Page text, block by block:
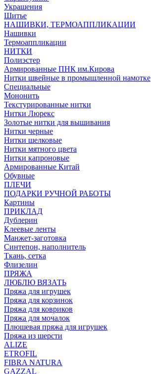
Украшения
Шитье
НАШИВКИ, ТЕРМОАППЛИКАЦИИ
Нашивки
Термоаппликации
НИТКИ
Полиэстер
Армированные ПНК им.Кирова
Нитки швейные в промышленной намотке
Специальные
Мононить
Текстурированные нитки
Нитки Люрекс
Золотые нитки для вышивания
Нитки черные
Нитки шелковые
Нитки мятного цвета
Нитки капроновые
Армированные Китай
Обувные
ПЛЕЧИ
ПОДАРКИ РУЧНОЙ РАБОТЫ
Картины
ПРИКЛАД
Дублерин
Клеевые ленты
Манжет-заготовка
Синтепон, наполнитель
Ткань, сетка
Флизелин
ПРЯЖА
ЛЮБЛЮ ВЯЗАТЬ
Пряжа для игрушек
Пряжа для корзинок
Пряжа для ковриков
Пряжа для мочалок
Плюшевая пряжа для игрушек
Пряжа из шерсти
ALIZE
ETROFIL
FIBRA NATURA
GAZZAL